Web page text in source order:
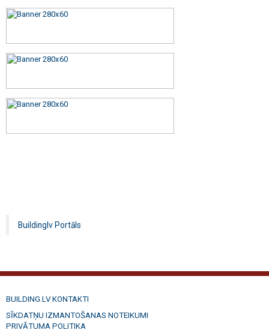
Buildinglv Portāls
BUILDING.LV KONTAKTI
SĪKDATŅU IZMANTOŠANAS NOTEIKUMI
PRIVĀTUMA POLITIKA